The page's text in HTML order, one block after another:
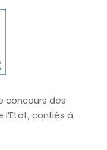
concours des
l’Etat, confiés à